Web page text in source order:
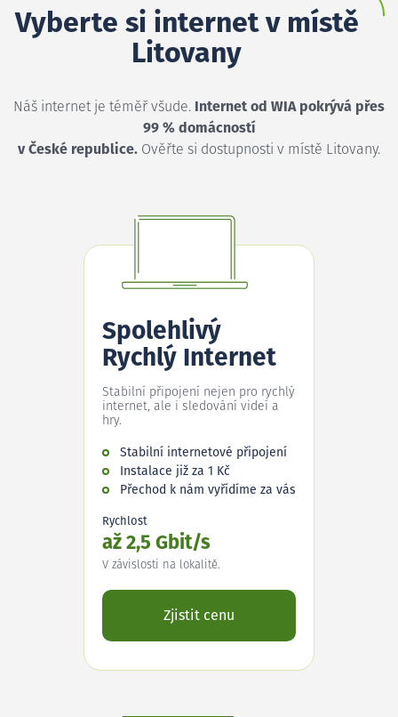
Vyberte si internet v místě
Litovany
Náš internet je téměř všude. Internet od WIA pokrývá přes
99 % domácností
v České republice. Ověřte si dostupnosti v místě Litovany.
Spolehlivý
Rychlý Internet
Stabilní připojení nejen pro rychlý
internet, ale i sledování videí a
hry.
Stabilní internetové připojení
Instalace již za 1 Kč
Přechod k nám vyřídíme za vás
Rychlost
až 2,5 Gbit/s
V závislosti na lokalitě.
Zjistit cenu